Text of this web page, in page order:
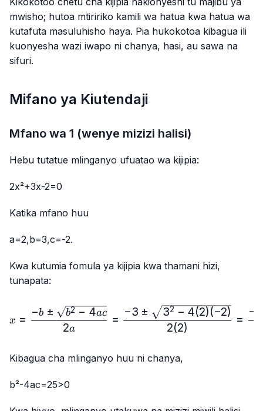
mwisho; hutoa mtiririko kamili wa hatua kwa hatua wa
kutafuta masuluhisho haya. Pia hukokotoa kibagua ili
kuonyesha wazi iwapo ni chanya, hasi, au sawa na
sifuri.
Mifano ya Kiutendaji
Mfano wa 1 (wenye mizizi halisi)
Hebu tutatue mlinganyo ufuatao wa kijipia:
2x²+3x-2=0
Katika mfano huu
a=2,b=3,c=-2.
Kwa kutumia fomula ya kijipia kwa thamani hizi,
tunapata:
x=\frac{-b±\sqrt{b²-
x =
2a
−b ± b2 −4ac =
2(2)
−3 ± 32 − 4(2)(−2)
=
−
Kibagua cha mlinganyo huu ni chanya,
b²-4ac=25>0